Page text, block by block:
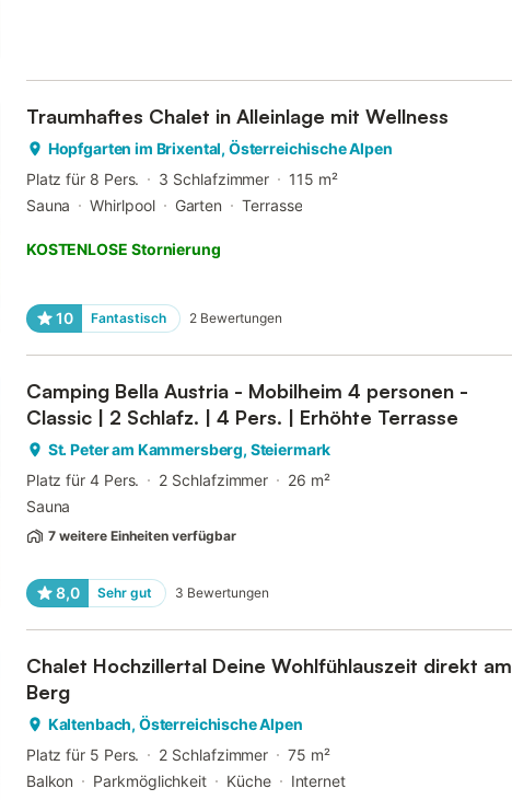
Traumhaftes Chalet in Alleinlage mit Wellness
Hopfgarten im Brixental, Österreichische Alpen
Platz für 8 Pers.
3 Schlafzimmer
115 m²
Sauna
Whirlpool Garten Terrasse
KOSTENLOSE Stornierung
10 Fantastisch 2 Bewertungen
Camping Bella Austria - Mobilheim 4 personen -
Classic | 2 Schlafz. | 4 Pers. | Erhöhte Terrasse
St. Peter am Kammersberg, Steiermark
Platz für 4 Pers.
2 Schlafzimmer
26 m²
Sauna
7 weitere Einheiten verfügbar
8,0 Sehr gut 3 Bewertungen
Chalet Hochzillertal Deine Wohlfühlauszeit direkt am
Berg
Kaltenbach, Österreichische Alpen
Platz für 5 Pers.
2 Schlafzimmer
75 m²
Balkon
Parkmöglichkeit Küche Internet